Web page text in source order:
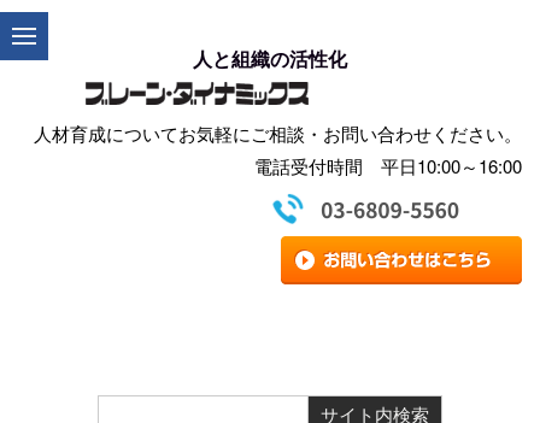
人と組織の活性化
人材育成についてお気軽にご相談・お問い合わせください。
電話受付時間 平日10:00～16:00